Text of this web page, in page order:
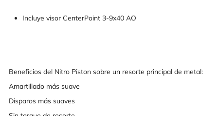
Incluye visor CenterPoint 3-9x40 AO
Beneficios del Nitro Piston sobre un resorte principal de metal:
Amartillado más suave
Disparos más suaves